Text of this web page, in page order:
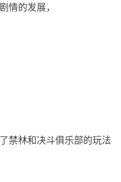
情的发展，
禁林和决斗俱乐部的玩法